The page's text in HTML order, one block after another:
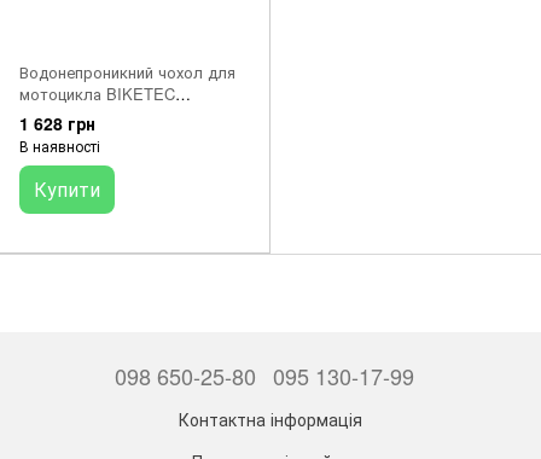
Водонепроникний чохол для
мотоцикла BIKETEC
AQUATEC під центральний
кофр колір ЧОРНИЙ / СІРИЙ
розмір XL
1 628 грн
В наявності
Купити
098 650-25-80 095 130-17-99
Контактна інформація